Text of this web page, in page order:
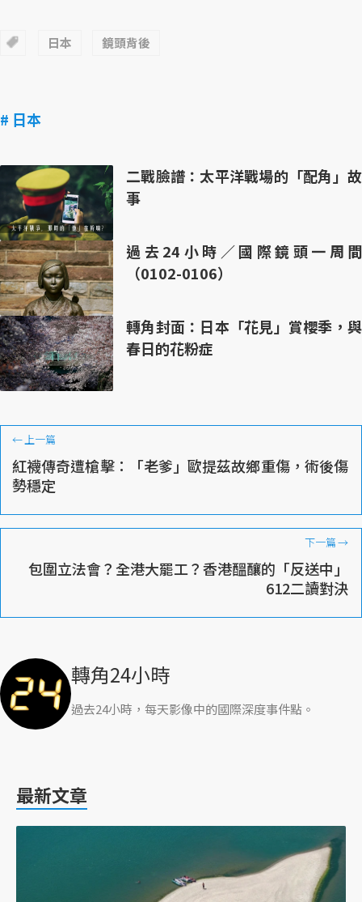
日本 鏡頭背後
# 日本
二戰臉譜：太平洋戰場的「配角」故
事
過去24小時／國際鏡頭一周間
（0102-0106）
轉角封面：日本「花見」賞櫻季，與
春日的花粉症
←上一篇
紅襪傳奇遭槍擊：「老爹」歐提茲故鄉重傷，術後傷
勢穩定
下一篇→
包圍立法會？全港大罷工？香港醞釀的「反送中」
612二讀對決
轉角24小時
過去24小時，每天影像中的國際深度事件點。
最新文章